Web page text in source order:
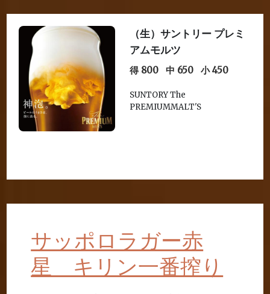
（生）サントリー プレミ
アムモルツ
得 800 中 650 小 450
SUNTORY The
PREMIUMMALT'S
サッポロラガー赤
星 キリン一番搾り